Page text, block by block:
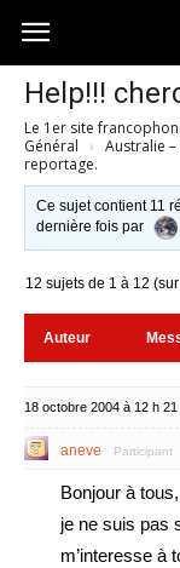
Australia-
australie.com
Help!!!
Le 1er site
Général › Australie
reportage.
Ce sujet contient 11
dernière fois par
12 sujets de 1 à 12
Auteur
18 octobre 2004 à 12 h 21
aneve Participant
Bonjour à tous,
je ne suis pas
m’interesse à